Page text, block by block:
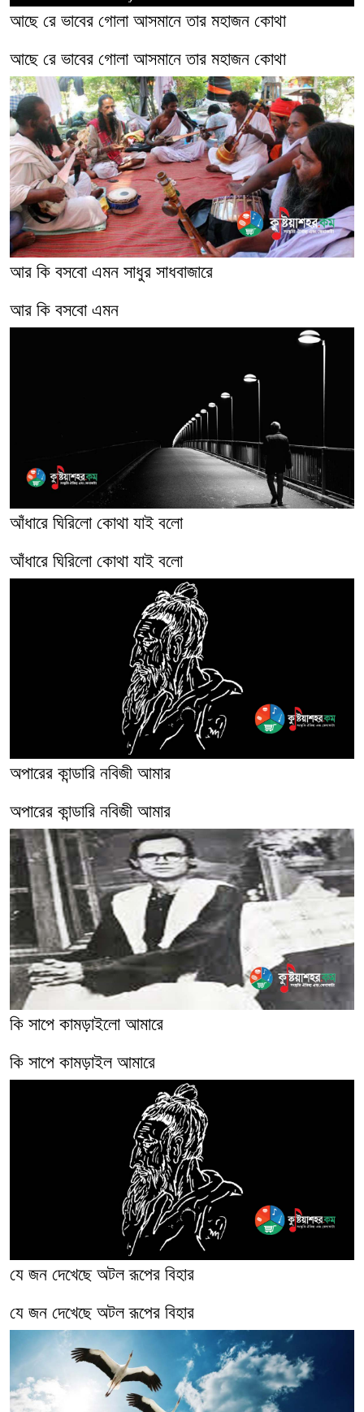
আছে রে ভাবের গোলা আসমানে তার মহাজন কোথা
আছে রে ভাবের গোলা আসমানে তার মহাজন কোথা
আর কি বসবো এমন সাধুর সাধবাজারে
আর কি বসবো এমন
আঁধারে ঘিরিলো কোথা যাই বলো
আঁধারে ঘিরিলো কোথা যাই বলো
অপারের কান্ডারি নবিজী আমার
অপারের কান্ডারি নবিজী আমার
কি সাপে কামড়াইলো আমারে
কি সাপে কামড়াইল আমারে
যে জন দেখেছে অটল রূপের বিহার
যে জন দেখেছে অটল রূপের বিহার